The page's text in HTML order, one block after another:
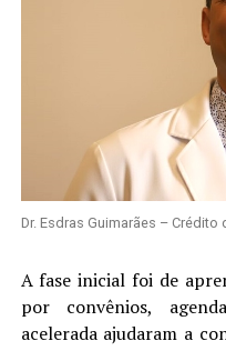
Dr. Esdras Guimarães –
A fase inicial foi de
por convênios,
acelerada ajudaram a